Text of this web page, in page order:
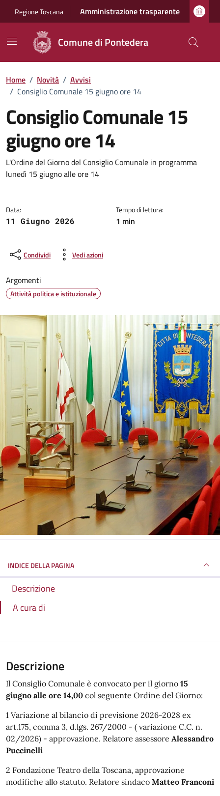
Regione Toscana Amministrazione trasparente
Comune di Pontedera
Home / Novità / Avvisi
/ Consiglio Comunale 15 giugno ore 14
Consiglio Comunale 15
giugno ore 14
Dettagli della notizia
L'Ordine del Giorno del Consiglio Comunale in programma
lunedì 15 giugno alle ore 14
Data:
11 Giugno 2026
Tempo di lettura:
1 min
Condividi Vedi azioni
Argomenti
Attività politica e istituzionale
INDICE DELLA PAGINA
Descrizione
A cura di
Descrizione
Il Consiglio Comunale è convocato per il giorno 15
giugno alle ore 14,00 col seguente Ordine del Giorno:
1 Variazione al bilancio di previsione 2026-2028 ex
art.175, comma 3, d.lgs. 267/2000 - ( variazione C.C. n.
02/2026) - approvazione. Relatore assessore Alessandro
Puccinelli
2 Fondazione Teatro della Toscana, approvazione
modifiche allo statuto. Relatore sindaco Matteo Franconi